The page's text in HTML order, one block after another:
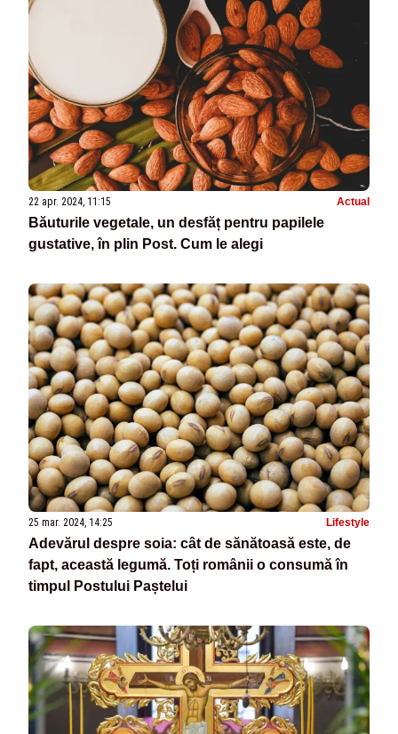
22 apr. 2024, 11:15 Actual
Băuturile vegetale, un desfăț pentru papilele
gustative, în plin Post. Cum le alegi
25 mar. 2024, 14:25 Lifestyle
Adevărul despre soia: cât de sănătoasă este, de
fapt, această legumă. Toți românii o consumă în
timpul Postului Paștelui